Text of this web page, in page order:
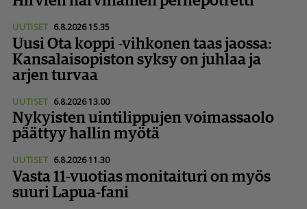
UUTISET 6.8.2026 15.35
Uusi Ota koppi -vihkonen taas jaossa:
Kansa­lai­so­piston syksy on juhlaa ja
arjen turvaa
UUTISET 6.8.2026 13.00
Nykyisten uintilippujen voimassaolo
päättyy hallin myötä
UUTISET 6.8.2026 11.30
Vasta 11-vuotias monitaituri on myös
suuri Lapua-fani